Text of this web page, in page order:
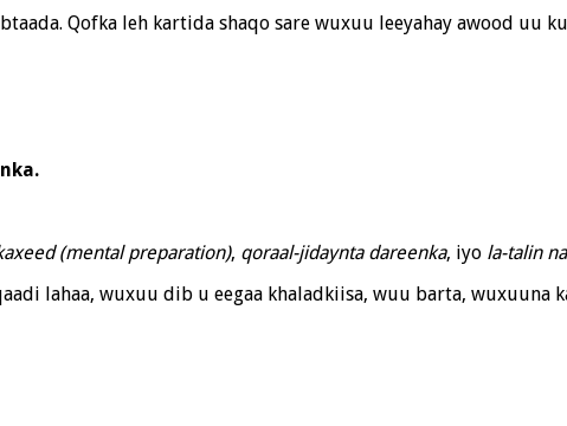
Qofka leh kartida shaqo sare wuxuu leeyahay awood uu
(mental preparation), qoraal-jidaynta dareenka, iyo la-talin
lahaa, wuxuu dib u eegaa khaladkiisa, wuu barta, wuxuuna